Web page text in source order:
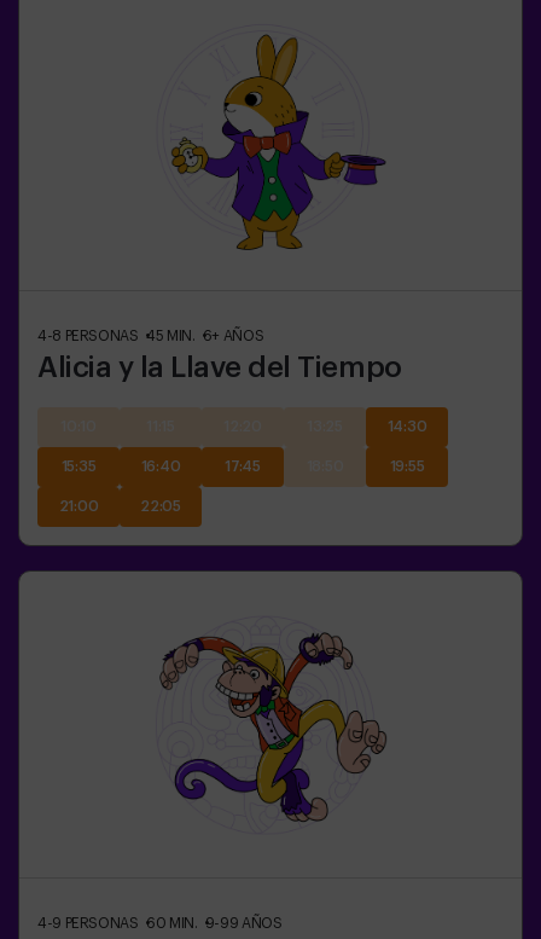
4-8 PERSONAS 45 MIN. 6+ AÑOS
Alicia y la Llave del Tiempo
14:30
15:35 16:40 17:45 19:55
21:00 22:05
4-9 PERSONAS 60 MIN. 9-99 AÑOS